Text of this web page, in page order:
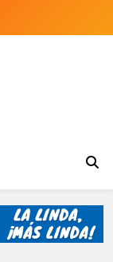
y el
horas